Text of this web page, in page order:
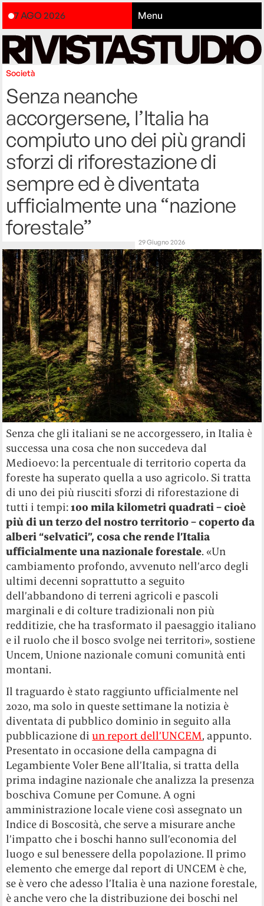
7 AGO 2026 Menu
Società
Senza neanche
accorgersene, l’Italia ha
compiuto uno dei più grandi
sforzi di riforestazione di
sempre ed è diventata
ufficialmente una “nazione
forestale”
29 Giugno 2026
Senza che gli italiani se ne accorgessero, in Italia è
successa una cosa che non succedeva dal
Medioevo: la percentuale di territorio coperta da
foreste ha superato quella a uso agricolo. Si tratta
di uno dei più riusciti sforzi di riforestazione di
tutti i tempi:100 mila kilometri quadrati – cioè
più di un terzo del nostro territorio – coperto da
alberi “selvatici”, cosa che rende l’Italia
ufficialmente una nazionale forestale. «Un
cambiamento profondo, avvenuto nell’arco degli
ultimi decenni soprattutto a seguito
dell’abbandono di terreni agricoli e pascoli
marginali e di colture tradizionali non più
redditizie, che ha trasformato il paesaggio italiano
e il ruolo che il bosco svolge nei territori», sostiene
Uncem, Unione nazionale comuni comunità enti
montani.
Il traguardo è stato raggiunto ufficialmente nel
2020, ma solo in queste settimane la notizia è
diventata di pubblico dominio in seguito alla
pubblicazione diun report dell’UNCEM, appunto.
Presentato in occasione della campagna di
Legambiente Voler Bene all’Italia, si tratta della
prima indagine nazionale che analizza la presenza
boschiva Comune per Comune. A ogni
amministrazione locale viene così assegnato un
Indice di Boscosità, che serve a misurare anche
l’impatto che i boschi hanno sull’economia del
luogo e sul benessere della popolazione. Il primo
elemento che emerge dal report di UNCEM è che,
se è vero che adesso l’Italia è una nazione forestale,
è anche vero che la distribuzione dei boschi nel